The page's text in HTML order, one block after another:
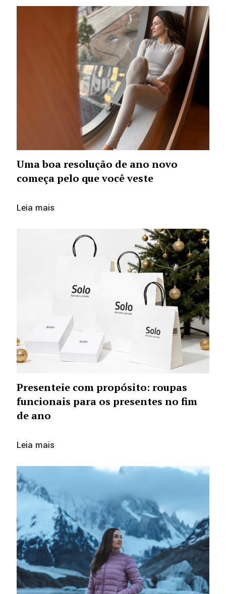
Uma boa resolução de ano novo
começa pelo que você veste
Leia mais
Presenteie com propósito: roupas
funcionais para os presentes no fim
de ano
Leia mais